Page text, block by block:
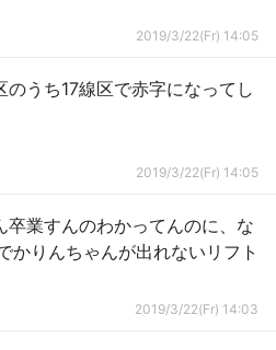
2019/3/22(Fr) 14:05
のうち17線区で赤字になってし
2019/3/22(Fr) 14:05
卒業すんのわかってんのに、な
かりんちゃんが出れないリフト
2019/3/22(Fr) 14:03